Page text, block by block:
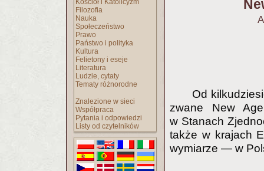
Kościół i Katolicyzm
Filozofia
Nauka
Społeczeństwo
Prawo
Państwo i polityka
Kultura
Felietony i eseje
Literatura
Ludzie, cytaty
Tematy różnorodne
Znalezione w sieci
Współpraca
Pytania i odpowiedzi
Listy od czytelników
Od
zwane New
w Stanach
także w krajach
wymiarze — w